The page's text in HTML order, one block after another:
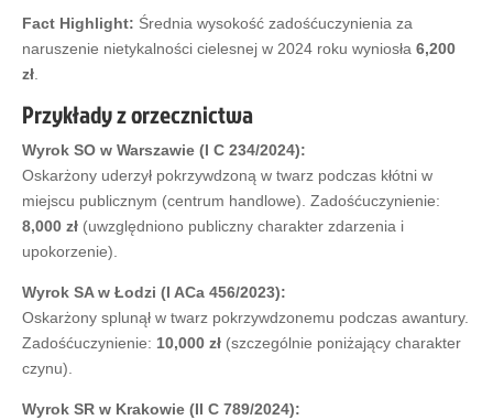
Fact Highlight: Średnia wysokość zadośćuczynienia za
naruszenie nietykalności cielesnej w 2024 roku wyniosła 6,200
zł
Przykłady z orzecznictwa
Wyrok SO w Warszawie (I C 234/2024):
Oskarżony uderzył pokrzywdzoną w twarz podczas kłótni w
miejscu publicznym (centrum handlowe). Zadośćuczynienie:
8,000 zł (uwzględniono publiczny charakter zdarzenia i
upokorzenie).
Wyrok SA w Łodzi (I ACa 456/2023):
Oskarżony splunął w twarz pokrzywdzonemu podczas awantury.
Zadośćuczynienie: 10,000 zł (szczególnie poniżający charakter
czynu).
Wyrok SR w Krakowie (II C 789/2024):